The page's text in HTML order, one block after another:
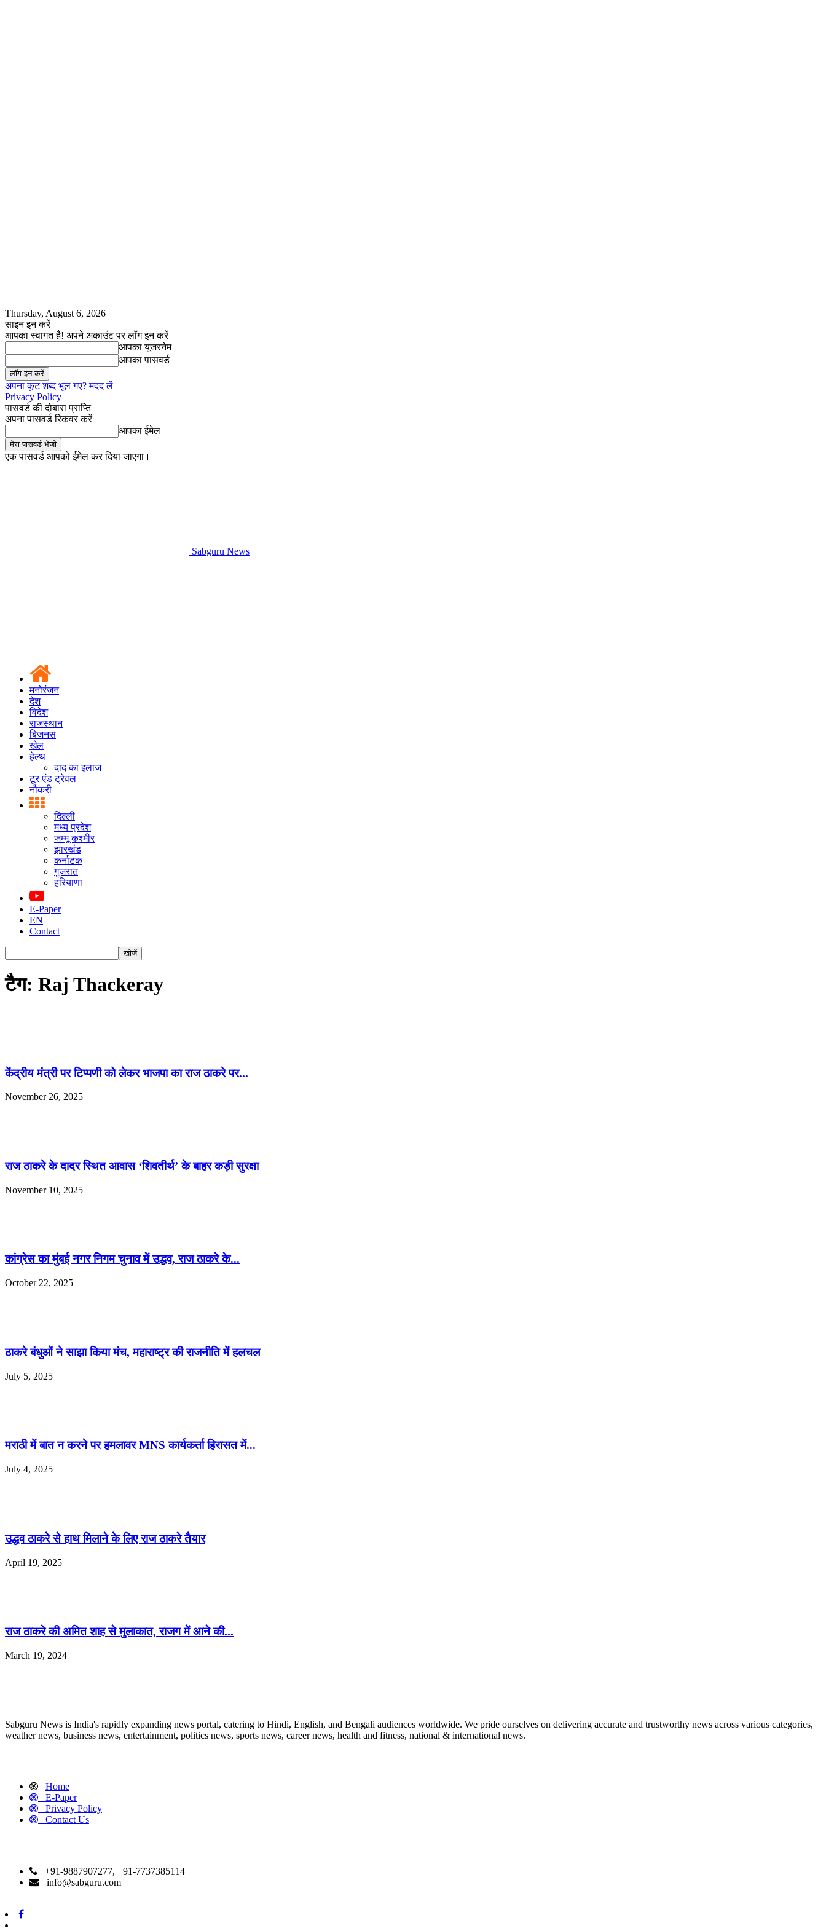
Thursday, August 6, 2026
साइन इन करें
आपका स्वागत है! अपने अकाउंट पर लॉग इन करें
आपका यूजरनेम
आपका पासवर्ड
अपना कूट शब्द भूल गए? मदद लें
Privacy Policy
पासवर्ड की दोबारा प्राप्ति
अपना पासवर्ड रिकवर करें
आपका ईमेल
एक पासवर्ड आपको ईमेल कर दिया जाएगा।
Sabguru News
मनोरंजन
देश
विदेश
राजस्थान
बिजनस
खेल
हेल्थ
दाद का इलाज
टूर एंड ट्रेवल
नौकरी
दिल्ली
मध्य प्रदेश
जम्मू कश्मीर
झारखंड
कर्नाटक
गुजरात
हरियाणा
E-Paper
EN
Contact
टैग: Raj Thackeray
केंद्रीय मंत्री पर टिप्पणी को लेकर भाजपा का राज ठाकरे पर...
November 26, 2025
राज ठाकरे के दादर स्थित आवास ‘शिवतीर्थ’ के बाहर कड़ी सुरक्षा
November 10, 2025
कांग्रेस का मुंबई नगर निगम चुनाव में उद्धव, राज ठाकरे के...
October 22, 2025
ठाकरे बंधुओं ने साझा किया मंच, महाराष्ट्र की राजनीति में हलचल
July 5, 2025
मराठी में बात न करने पर हमलावर MNS कार्यकर्ता हिरासत में...
July 4, 2025
उद्धव ठाकरे से हाथ मिलाने के लिए राज ठाकरे तैयार
April 19, 2025
राज ठाकरे की अमित शाह से मुलाकात, राजग में आने की...
March 19, 2024
Sabguru News is India's rapidly expanding news portal, catering to Hindi, English, and Bengali audiences worldwide. We pride ourselves on delivering accurate and trustworthy news across various categories,
weather news, business news, entertainment, politics news, sports news, career news, health and fitness, national & international news.
Home
E-Paper
Privacy Policy
Contact Us
+91-9887907277, +91-7737385114
info@sabguru.com